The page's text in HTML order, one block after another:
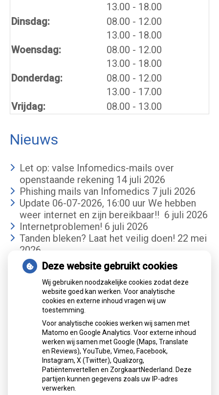
13.00 tot
- 18.00
Dinsdag:
08.00 tot
- 12.00
13.00 tot
- 18.00
Woensdag:
08.00 tot
- 12.00
13.00 tot
- 18.00
Donderdag:
08.00 tot
- 12.00
13.00 tot
- 17.00
Vrijdag:
08.00 - 13.00
Nieuws
Let op: valse Infomedics-mails over
openstaande rekening 14 juli 2026
Phishing mails van Infomedics 7 juli 2026
Update 06-07-2026, 16:00 uur We hebben
weer internet en zijn bereikbaar!! 6 juli 2026
Internetproblemen! 6 juli 2026
Tanden bleken? Laat het veilig doen! 22 mei
2026
Gemiddelde cijfer
Mondzorgcentrumis gewaardeerd op
ZorgkaartNederland.
Bekijk alle waarderingen
Deze website gebruikt cookies
Wij gebruiken noodzakelijke cookies zodat deze
website goed kan werken. Voor analytische
cookies en externe inhoud vragen wij uw
toestemming.
Voor analytische cookies werken wij samen met
Matomo en Google Analytics. Voor externe inhoud
werken wij samen met Google (Maps, Translate
en Reviews), YouTube, Vimeo, Facebook,
Instagram, X (Twitter), Qualizorg,
Patiëntenvertellen en ZorgkaartNederland. Deze
partijen kunnen gegevens zoals uw IP-adres
verwerken.